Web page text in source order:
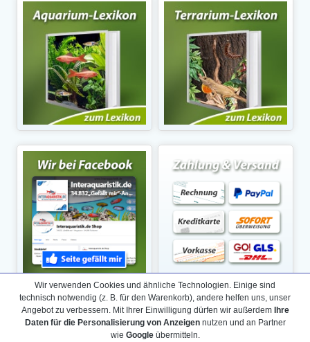
Wir verwenden Cookies und ähnliche Technologien. Einige sind
technisch notwendig (z. B. für den Warenkorb), andere helfen uns, unser
Angebot zu verbessern. Mit Ihrer Einwilligung dürfen wir außerdem Ihre
Daten für die Personalisierung von Anzeigennutzen und an Partner
wie Googleübermitteln.